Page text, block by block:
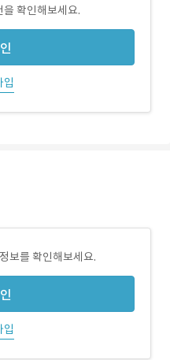
확인해보세요.
입
보를 확인해보세요.
입